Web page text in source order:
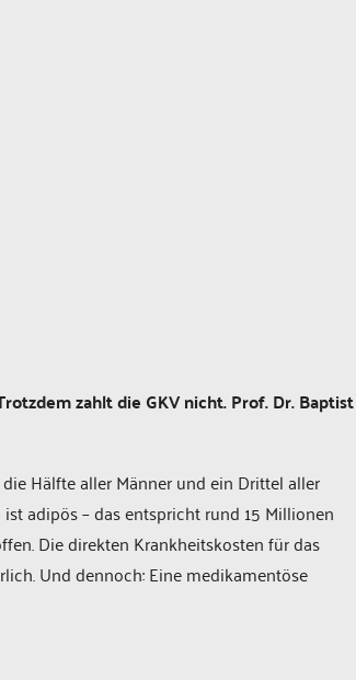
zahlt die GKV nicht. Prof. Dr. Baptist
Hälfte aller Männer und ein Drittel aller
adipös – das entspricht rund 15 Millionen
Die direkten Krankheitskosten für das
Und dennoch: Eine medikamentöse